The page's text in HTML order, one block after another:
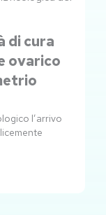
di cura
ovarico
l’arrivo